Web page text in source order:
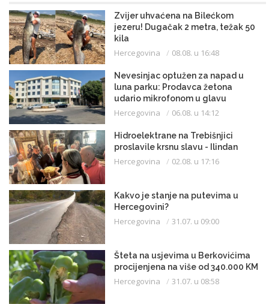
Zvijer uhvaćena na Bilećkom
jezeru! Dugačak 2 metra, težak 50
kila
Hercegovina 08.08. u 16:48
Nevesinjac optužen za napad u
luna parku: Prodavca žetona
udario mikrofonom u glavu
Hercegovina 06.08. u 14:12
Hidroelektrane na Trebišnjici
proslavile krsnu slavu - Ilindan
Hercegovina 02.08. u 17:16
Kakvo je stanje na putevima u
Hercegovini?
Hercegovina 31.07. u 09:00
Šteta na usjevima u Berkovićima
procijenjena na više od 340.000 KM
Hercegovina 31.07. u 08:58